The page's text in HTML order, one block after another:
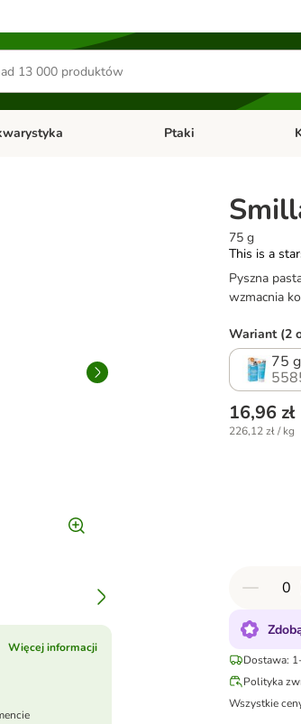
menu kategorii: Małe zwierzętaOtwórz menu kategorii:
Ptaki
75 g
This is a
Pyszna
wzmacnia
Więcej informacji
Wariant (2
75 g
16,96 zł
226,12 zł / kg
Dostawa:
Polityka
Wszystkie